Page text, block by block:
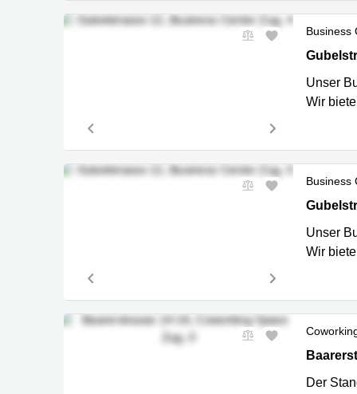
Business
Unser
Wir
Business
Unser
Wir
Der